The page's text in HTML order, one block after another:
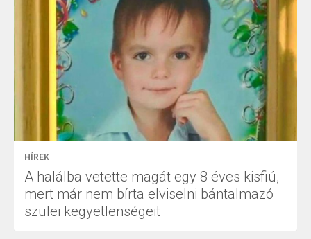
HÍREK
A halálba vetette magát egy 8 éves kisfiú,
mert már nem bírta elviselni bántalmazó
szülei kegyetlenségeit